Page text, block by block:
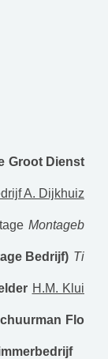
Groot Dienst
A. Dijkhuiz
Montageb
Bedrijf) Ti
H.M. Klui
Flo